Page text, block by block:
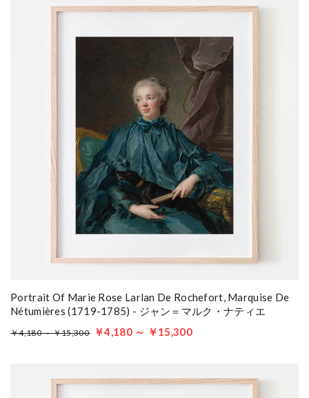
Portrait Of Marie Rose Larlan De Rochefort, Marquise De
Nétumières (1719-1785) - ジャン＝マルク・ナティエ
￥4,180 ～ ￥15,300 ￥4,180 ～ ￥15,300